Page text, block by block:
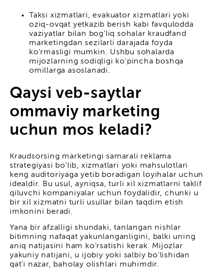
Taksi xizmatlari, evakuator xizmatlari yoki
oziq-ovqat yetkazib berish kabi favqulodda
vaziyatlar bilan bog'liq sohalar kraudfand
marketingdan sezilarli darajada foyda
ko'rmasligi mumkin. Ushbu sohalarda
mijozlarning sodiqligi ko'pincha boshqa
omillarga asoslanadi.
Qaysi veb-saytlar
ommaviy marketing
uchun mos keladi?
Kraudsorsing marketingi samarali reklama
strategiyasi bo'lib, xizmatlari yoki mahsulotlari
keng auditoriyaga yetib boradigan loyihalar uchun
idealdir. Bu usul, ayniqsa, turli xil xizmatlarni taklif
qiluvchi kompaniyalar uchun foydalidir, chunki u
bir xil xizmatni turli usullar bilan taqdim etish
imkonini beradi.
Yana bir afzalligi shundaki, tanlangan nishlar
bitimning nafaqat yakunlanganligini, balki uning
aniq natijasini ham ko'rsatishi kerak. Mijozlar
yakuniy natijani, u ijobiy yoki salbiy bo'lishidan
qat'i nazar, baholay olishlari muhimdir.